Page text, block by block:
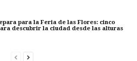
para la Feria de las Flores: cinco
descubrir la ciudad desde las alturas